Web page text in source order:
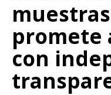
promete
con